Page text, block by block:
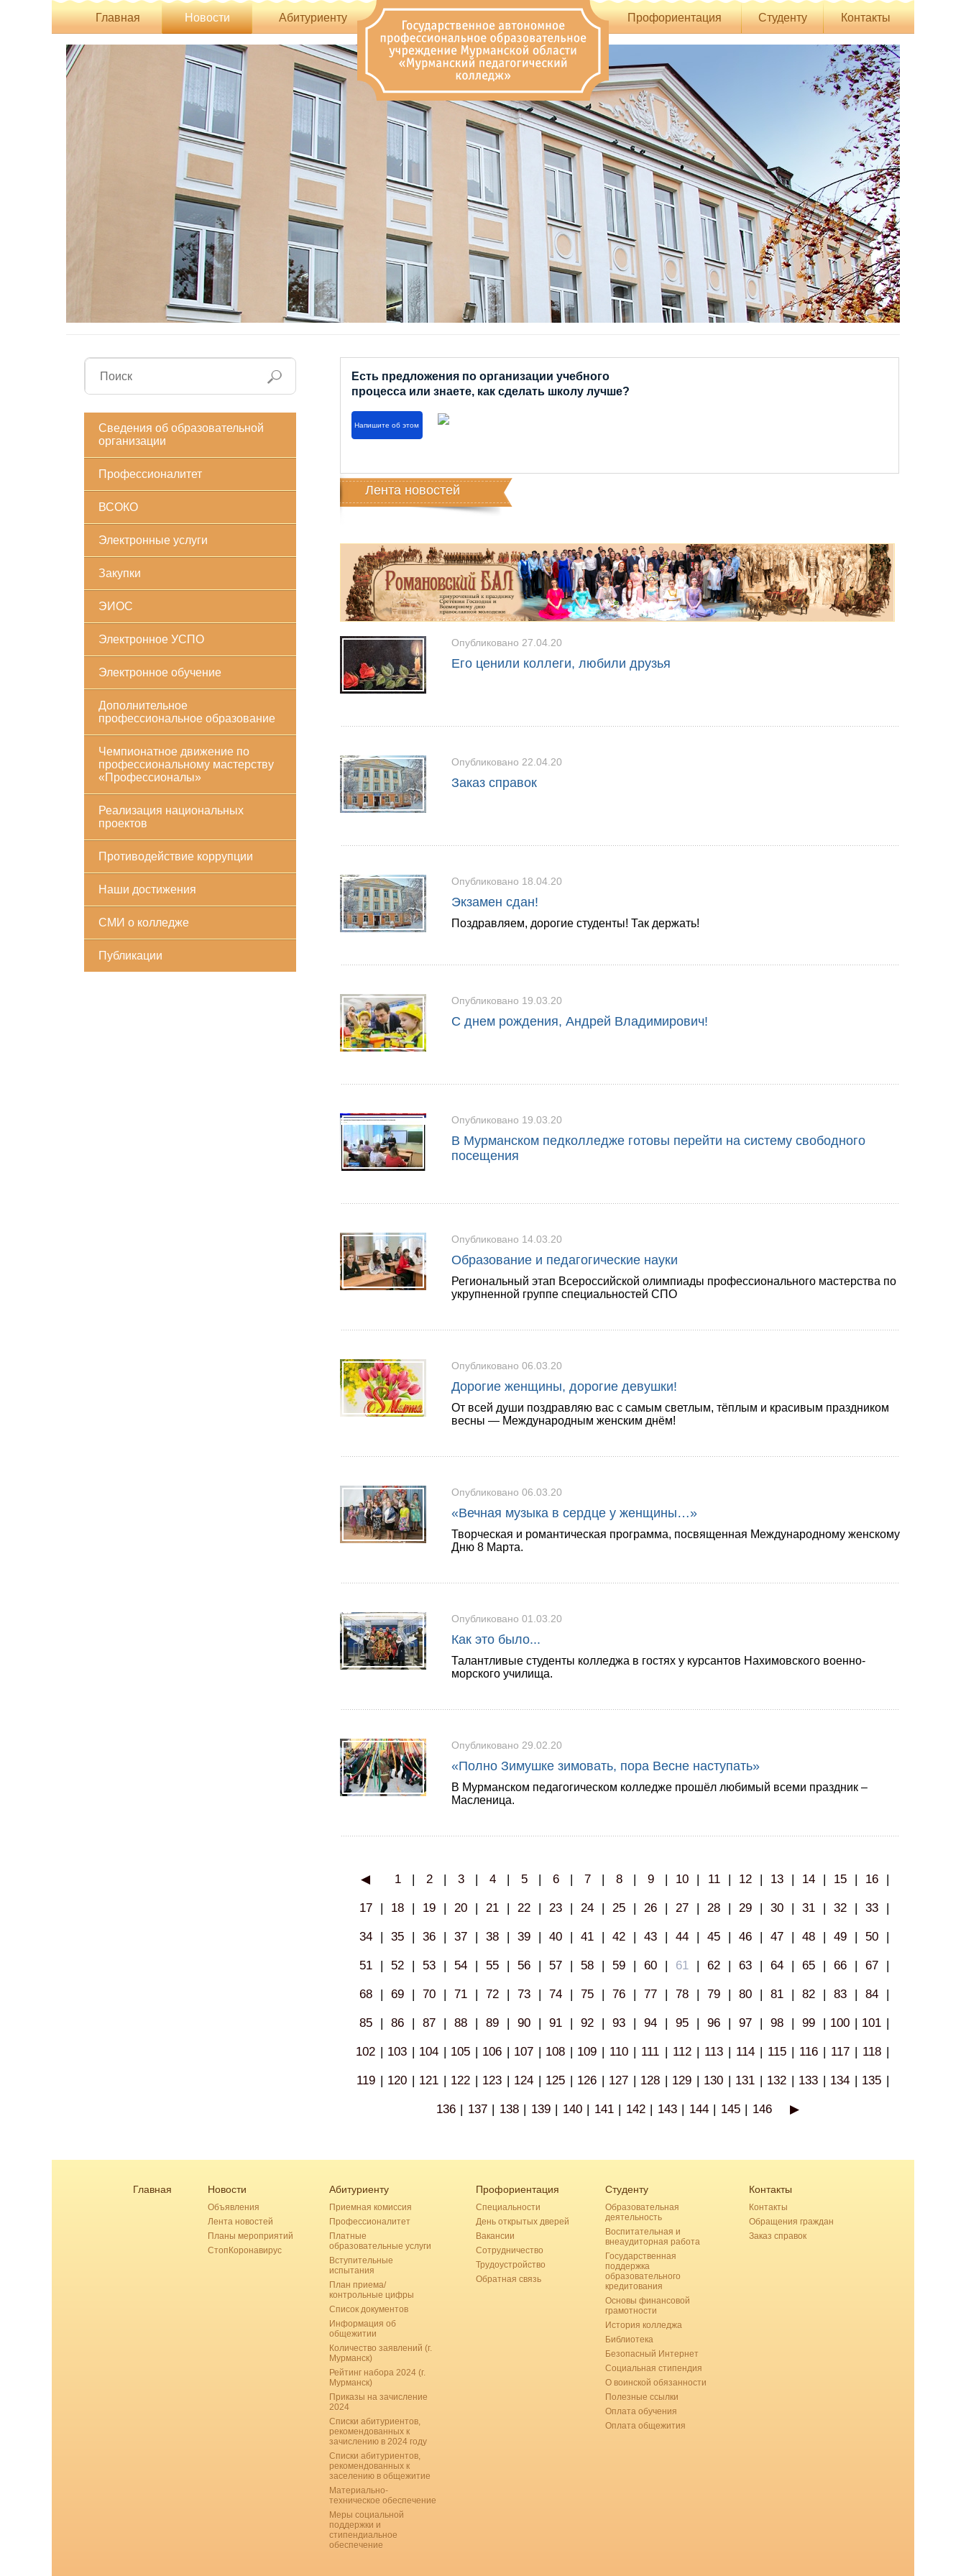
Главная Новости Абитуриенту Профориентация Студенту Контакты
Сведения об образовательной
организации
Профессионалитет
ВСОКО
Электронные услуги
Закупки
ЭИОС
Электронное УСПО
Электронное обучение
Дополнительное
профессиональное образование
Чемпионатное движение по
профессиональному мастерству
«Профессионалы»
Реализация национальных
проектов
Противодействие коррупции
Наши достижения
СМИ о колледже
Публикации
Есть предложения по организации учебного
процесса или знаете, как сделать школу лучше?
Напишите об этом
Лента новостей
Опубликовано 27.04.20
Его ценили коллеги, любили друзья
Опубликовано 22.04.20
Заказ справок
Опубликовано 18.04.20
Экзамен сдан!
Поздравляем, дорогие студенты! Так держать!
Опубликовано 19.03.20
С днем рождения, Андрей Владимирович!
Опубликовано 19.03.20
В Мурманском педколледже готовы перейти на систему свободного
посещения
Опубликовано 14.03.20
Образование и педагогические науки
Региональный этап Всероссийской олимпиады профессионального мастерства по
укрупненной группе специальностей СПО
Опубликовано 06.03.20
Дорогие женщины, дорогие девушки!
От всей души поздравляю вас с самым светлым, тёплым и красивым праздником
весны — Международным женским днём!
Опубликовано 06.03.20
«Вечная музыка в сердце у женщины…»
Творческая и романтическая программа, посвященная Международному женскому
Дню 8 Марта.
Опубликовано 01.03.20
Как это было...
Талантливые студенты колледжа в гостях у курсантов Нахимовского военно-
морского училища.
Опубликовано 29.02.20
«Полно Зимушке зимовать, пора Весне наступать»
В Мурманском педагогическом колледже прошёл любимый всеми праздник –
Масленица.
◀ 1 | 2 | 3 | 4 | 5 | 6 | 7 | 8 | 9 | 10 | 11 | 12 | 13 | 14 | 15 | 16 |
17 | 18 | 19 | 20 | 21 | 22 | 23 | 24 | 25 | 26 | 27 | 28 | 29 | 30 | 31 | 32 | 33 |
34 | 35 | 36 | 37 | 38 | 39 | 40 | 41 | 42 | 43 | 44 | 45 | 46 | 47 | 48 | 49 | 50 |
51 | 52 | 53 | 54 | 55 | 56 | 57 | 58 | 59 | 60 | 61 | 62 | 63 | 64 | 65 | 66 | 67 |
68 | 69 | 70 | 71 | 72 | 73 | 74 | 75 | 76 | 77 | 78 | 79 | 80 | 81 | 82 | 83 | 84 |
85 | 86 | 87 | 88 | 89 | 90 | 91 | 92 | 93 | 94 | 95 | 96 | 97 | 98 | 99 | 100 | 101 |
102 | 103 | 104 | 105 | 106 | 107 | 108 | 109 | 110 | 111 | 112 | 113 | 114 | 115 | 116 | 117 | 118 |
119 | 120 | 121 | 122 | 123 | 124 | 125 | 126 | 127 | 128 | 129 | 130 | 131 | 132 | 133 | 134 | 135 |
136 | 137 | 138 | 139 | 140 | 141 | 142 | 143 | 144 | 145 | 146 ▶
Главная Новости
Объявления
Лента новостей
Планы мероприятий
СтопКоронавирус
Абитуриенту
Приемная комиссия
Профессионалитет
Платные
образовательные услуги
Вступительные
испытания
План приема/
контрольные цифры
Список документов
Информация об
общежитии
Количество заявлений (г.
Мурманск)
Рейтинг набора 2024 (г.
Мурманск)
Приказы на зачисление
2024
Списки абитуриентов,
рекомендованных к
зачислению в 2024 году
Списки абитуриентов,
рекомендованных к
заселению в общежитие
Материально-
техническое обеспечение
Меры социальной
поддержки и
стипендиальное
обеспечение
Профориентация
Специальности
День открытых дверей
Вакансии
Сотрудничество
Трудоустройство
Обратная связь
Студенту
Образовательная
деятельность
Воспитательная и
внеаудиторная работа
Государственная
поддержка
образовательного
кредитования
Основы финансовой
грамотности
История колледжа
Библиотека
Безопасный Интернет
Социальная стипендия
О воинской обязанности
Полезные ссылки
Оплата обучения
Оплата общежития
Контакты
Контакты
Обращения граждан
Заказ справок